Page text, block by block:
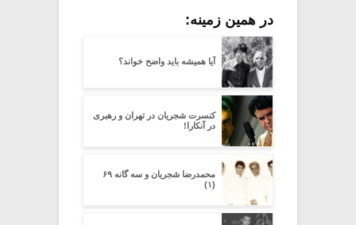
در همین زمینه:
آیا همیشه باید واضح خواند؟
کنسرت شجریان در تهران و رهبری
در آنکارا!
محمدرضا شجریان و سه گانه ۶۹
(۱)